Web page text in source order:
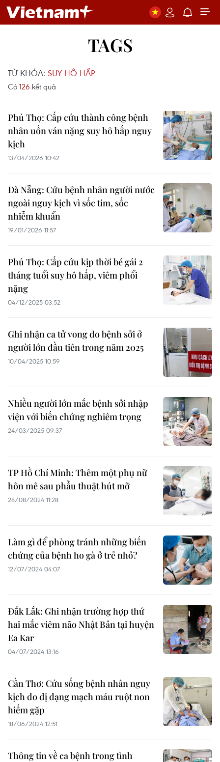
TAGS
TỪ KHÓA: SUY HÔ HẤP
Có 126 kết quả
Phú Thọ: Cấp cứu thành công bệnh
nhân uốn ván nặng suy hô hấp nguy
kịch
13/04/2026 10:42
Đà Nẵng: Cứu bệnh nhân người nước
ngoài nguy kịch vì sốc tim, sốc
nhiễm khuẩn
19/01/2026 11:57
Phú Thọ: Cấp cứu kịp thời bé gái 2
tháng tuổi suy hô hấp, viêm phổi
nặng
04/12/2025 03:52
Ghi nhận ca tử vong do bệnh sởi ở
người lớn đầu tiên trong năm 2025
10/04/2025 10:59
Nhiều người lớn mắc bệnh sởi nhập
viện với biến chứng nghiêm trọng
24/03/2025 09:37
TP Hồ Chí Minh: Thêm một phụ nữ
hôn mê sau phẫu thuật hút mỡ
28/08/2024 11:28
Làm gì để phòng tránh những biến
chứng của bệnh ho gà ở trẻ nhỏ?
12/07/2024 04:07
Đắk Lắk: Ghi nhận trường hợp thứ
hai mắc viêm não Nhật Bản tại huyện
Ea Kar
04/07/2024 13:16
Cần Thơ: Cứu sống bệnh nhân nguy
kịch do dị dạng mạch máu ruột non
hiếm gặp
18/06/2024 12:51
Thông tin về ca bệnh trong tình